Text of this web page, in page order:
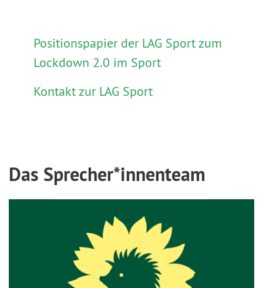
Positionspapier der LAG Sport zum
Lockdown 2.0 im Sport
Kontakt zur LAG Sport
Das Sprecher*innenteam